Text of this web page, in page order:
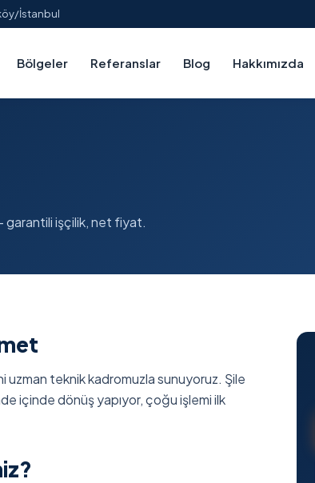
İstanbul
Bölgeler Referanslar Blog Hakkımızda
garantili işçilik, net fiyat.
uzman teknik kadromuzla sunuyoruz. Şile
içinde dönüş yapıyor, çoğu işlemi ilk